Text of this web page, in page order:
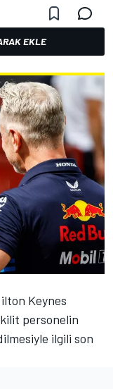
EKLE
Keynes
personelin
ilgili son